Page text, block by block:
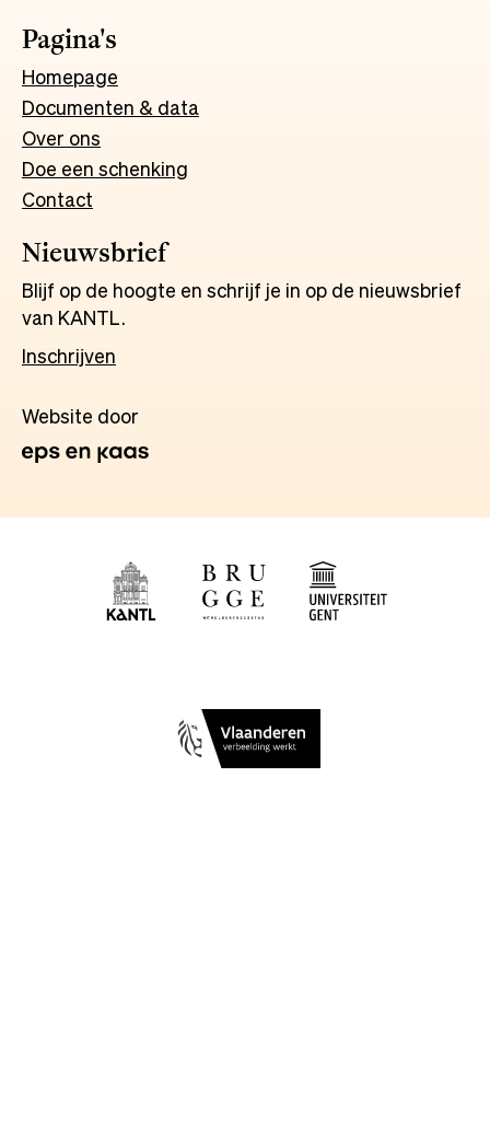
Pagina's
Homepage
Documenten & data
Over ons
Doe een schenking
Contact
Nieuwsbrief
Blijf op de hoogte en schrijf je in op de nieuwsbrief
van KANTL.
Inschrijven
Website door